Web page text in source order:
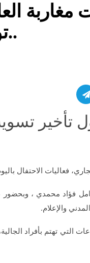
مغاربة
محمدي ، وبحضور
والإعلام.
تهتم بأفراد